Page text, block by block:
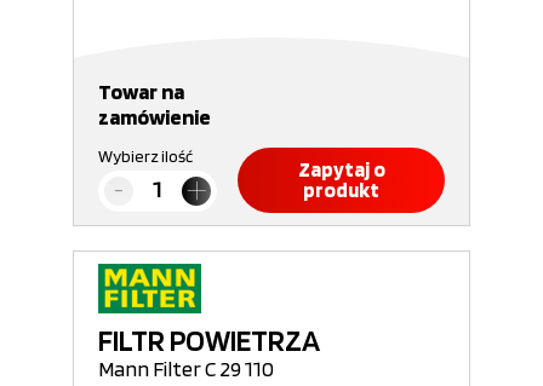
Towar na
zamówienie
Wybierz ilość
Zapytaj o
produkt
FILTR POWIETRZA
Mann Filter C 29 110